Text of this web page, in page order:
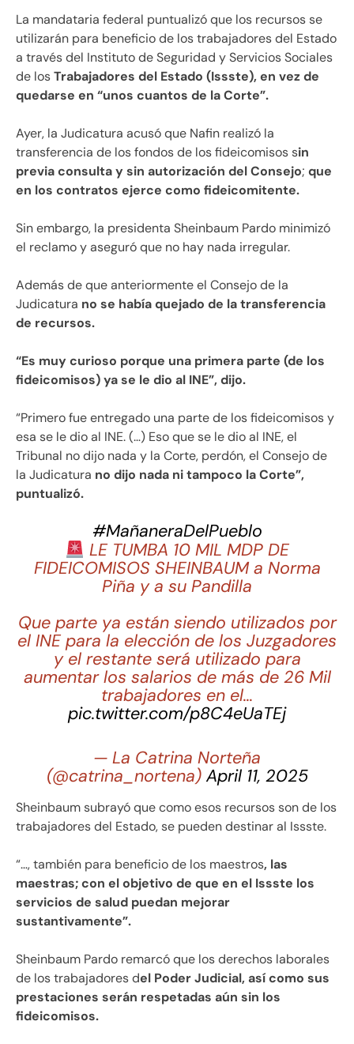
La mandataria federal puntualizó que los recursos se
utilizarán para beneficio de los trabajadores del Estado
a través del Instituto de Seguridad y Servicios Sociales
de losTrabajadores del Estado (Issste), en vez de
quedarse en “unos cuantos de la Corte”.
Ayer, la Judicatura acusó que Nafin realizó la
transferencia de los fondos de los fideicomisos sin
previa consulta y sin autorización del Consejo; que
en los contratos ejerce como fideicomitente.
Sin embargo, la presidenta Sheinbaum Pardo minimizó
el reclamo y aseguró que no hay nada irregular.
Además de que anteriormente el Consejo de la
Judicatura no se había quejado de la transferencia
de recursos.
“Es muy curioso porque una primera parte (de los
fideicomisos) ya se le dio al INE”, dijo.
“Primero fue entregado una parte de los fideicomisos y
esa se le dio al INE. (…) Eso que se le dio al INE, el
Tribunal no dijo nada y la Corte, perdón, el Consejo de
la Judicatura no dijo nada ni tampoco la Corte”,
puntualizó.
#MañaneraDelPueblo
LE TUMBA 10 MIL MDP DE
FIDEICOMISOS SHEINBAUM a Norma
Piña y a su Pandilla
Que parte ya están siendo utilizados por
el INE para la elección de los Juzgadores
y el restante será utilizado para
aumentar los salarios de más de 26 Mil
trabajadores en el…
pic.twitter.com/p8C4eUaTEj
— La Catrina Norteña
(@catrina_nortena) April 11, 2025
Sheinbaum subrayó que como esos recursos son de los
trabajadores del Estado, se pueden destinar al Issste.
“…, también para beneficio de los maestros, las
maestras; con el objetivo de que en el Issste los
servicios de salud puedan mejorar
sustantivamente”.
Sheinbaum Pardo remarcó que los derechos laborales
de los trabajadores del Poder Judicial, así como sus
prestaciones serán respetadas aún sin los
fideicomisos.